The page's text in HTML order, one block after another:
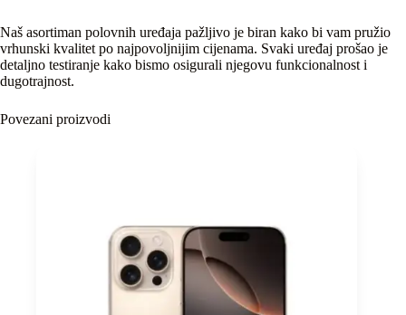
Naš asortiman polovnih uređaja pažljivo je biran kako bi vam pružio
vrhunski kvalitet po najpovoljnijim cijenama. Svaki uređaj prošao je
detaljno testiranje kako bismo osigurali njegovu funkcionalnost i
dugotrajnost.
Povezani proizvodi